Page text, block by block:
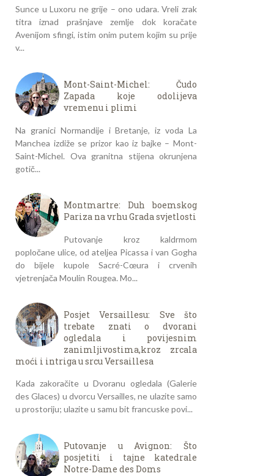
Sunce u Luxoru ne grije – ono udara. Vreli zrak
titra iznad prašnjave zemlje dok koračate
Avenijom sfingi, istim onim putem kojim su prije
v...
Mont-Saint-Michel: Čudo
Zapada koje odolijeva
vremenu i plimi
Na granici Normandije i Bretanje, iz voda La
Manchea izdiže se prizor kao iz bajke – Mont-
Saint-Michel. Ova granitna stijena okrunjena
gotič...
Montmartre: Duh boemskog
Pariza na vrhu Grada svjetlosti
Putovanje kroz kaldrmom
popločane ulice, od ateljea Picassa i van Gogha
do bijele kupole Sacré-Cœura i crvenih
vjetrenjača Moulin Rougea. Mo...
Posjet Versaillesu: Sve što
trebate znati o dvorani
ogledala i povijesnim
zanimljivostima,kroz zrcala
moći i intriga u srcu Versaillesa
Kada zakoračite u Dvoranu ogledala (Galerie
des Glaces) u dvorcu Versailles, ne ulazite samo
u prostoriju; ulazite u samu bit francuske povi...
Putovanje u Avignon: Što
posjetiti i tajne katedrale
Notre-Dame des Doms